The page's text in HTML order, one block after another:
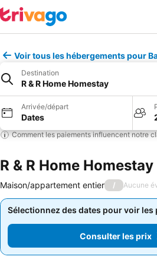
Voir tous les hébergements pour
Destination
R & R Home Homestay
Arrivée/départ
Dates
Comment les paiements influencent notre
R & R Home Homestay
Maison/appartement entier / Aucune
Sélectionnez des dates pour voir les
Consulter les
Sélectionnez des dates pour voir les
Consulter les prix